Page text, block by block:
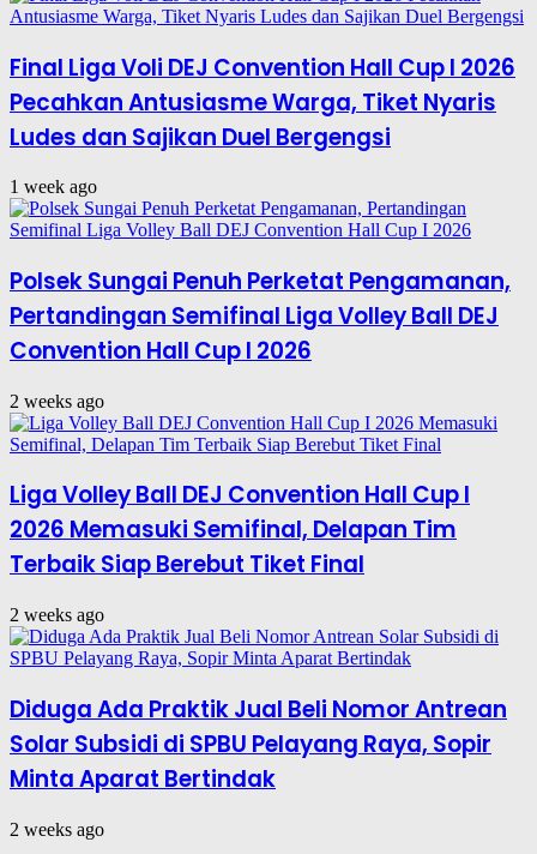
Final Liga Voli DEJ Convention Hall Cup I 2026
Pecahkan Antusiasme Warga, Tiket Nyaris
Ludes dan Sajikan Duel Bergengsi
1 week ago
Polsek Sungai Penuh Perketat Pengamanan,
Pertandingan Semifinal Liga Volley Ball DEJ
Convention Hall Cup I 2026
2 weeks ago
Liga Volley Ball DEJ Convention Hall Cup I
2026 Memasuki Semifinal, Delapan Tim
Terbaik Siap Berebut Tiket Final
2 weeks ago
Diduga Ada Praktik Jual Beli Nomor Antrean
Solar Subsidi di SPBU Pelayang Raya, Sopir
Minta Aparat Bertindak
2 weeks ago